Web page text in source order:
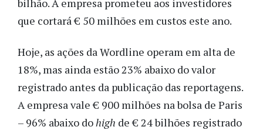
bilhão. A empresa prometeu aos investidores
que cortará € 50 milhões em custos este ano.
Hoje, as ações da Wordline operam em alta de
18%, mas ainda estão 23% abaixo do valor
registrado antes da publicação das reportagens.
A empresa vale € 900 milhões na bolsa de Paris
– 96% abaixo dohigh de € 24 bilhões registrado